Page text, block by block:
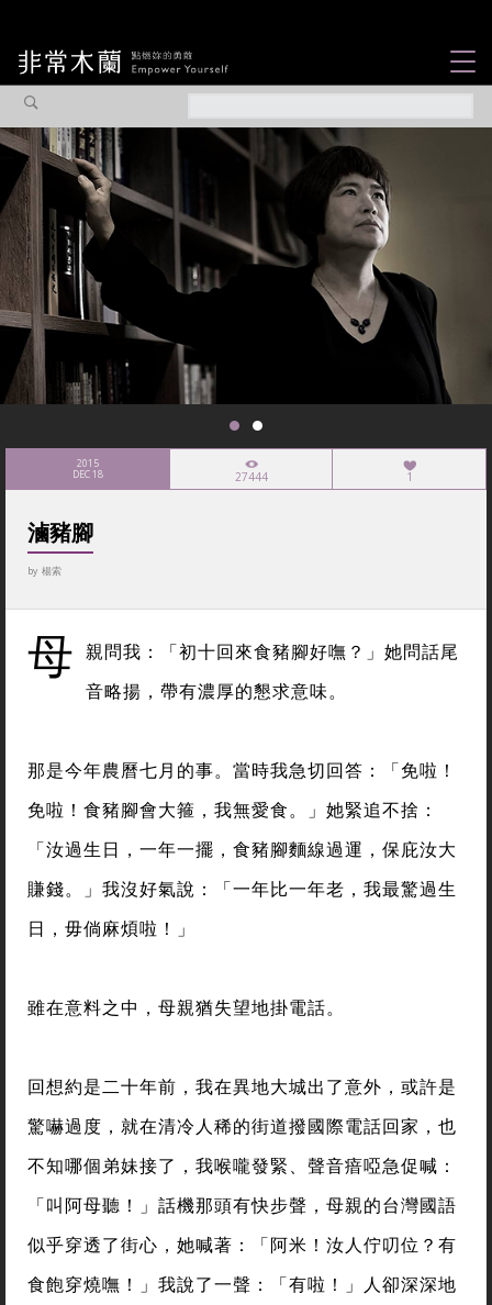
觀點專欄
社會企業
認識我們
2015
DEC 18 27444 1
滷豬腳
by 楊索
母 親問我：「初十回來食豬腳好嘸？」她問話尾
音略揚，帶有濃厚的懇求意味。
那是今年農曆七月的事。當時我急切回答：「免啦！
免啦！食豬腳會大箍，我無愛食。」她緊追不捨：
「汝過生日，一年一擺，食豬腳麵線過運，保庇汝大
賺錢。」我沒好氣說：「一年比一年老，我最驚過生
日，毋倘麻煩啦！」
雖在意料之中，母親猶失望地掛電話。
回想約是二十年前，我在異地大城出了意外，或許是
驚嚇過度，就在清冷人稀的街道撥國際電話回家，也
不知哪個弟妹接了，我喉嚨發緊、聲音瘖啞急促喊：
「叫阿母聽！」話機那頭有快步聲，母親的台灣國語
似乎穿透了街心，她喊著：「阿米！汝人佇叨位？有
食飽穿燒嘸！」我說了一聲：「有啦！」人卻深深地